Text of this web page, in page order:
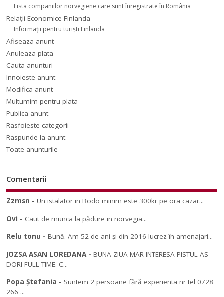
Lista companiilor norvegiene care sunt înregistrate în România
Relaţii Economice Finlanda
Informaţii pentru turişti Finlanda
Afiseaza anunt
Anuleaza plata
Cauta anunturi
Innoieste anunt
Modifica anunt
Multumim pentru plata
Publica anunt
Rasfoieste categorii
Raspunde la anunt
Toate anunturile
Comentarii
Zzmsn -Un istalator in Bodo minim este 300kr pe ora cazar...
Ovi - Caut de munca la pădure in norvegia...
Relu tonu -Bună. Am 52 de ani și din 2016 lucrez în amenajari...
JOZSA ASAN LOREDANA-BUNA ZIUA MAR INTERESA PISTUL AS
DORI FULL TIME. C...
Popa Ștefania - Suntem 2 persoane fără experienta nr tel 0728
266 ...